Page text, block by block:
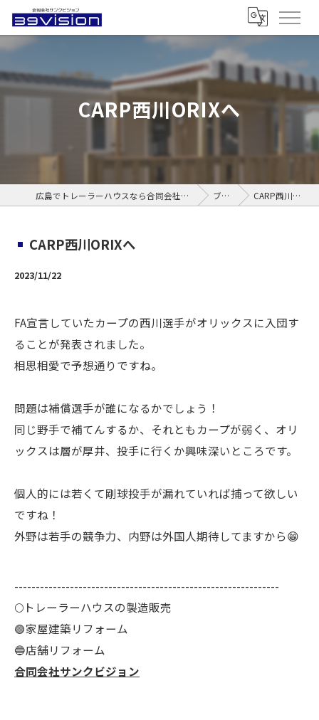
CARP西川ORIXへ
広島でトレーラーハウスなら合同会社サンクビジョン ブログ CARP西川ORIXへ
CARP西川ORIXへ
2023/11/22
FA宣言していたカープの西川選手がオリックスに入団す
ることが発表されました。
相思相愛で予想通りですね。
問題は補償選手が誰になるかでしょう！
同じ野手で補てんするか、それともカープが弱く、オリ
ックスは層が厚井、投手に行くか興味深いところです。
個人的には若くて剛球投手が漏れていれば捕って欲しい
ですね！
外野は若手の競争力、内野は外国人期待してますから😁
--------------------------------------------------------------
🌕️トレーラーハウスの製造販売
🟢家屋建築リフォーム
🔵店舗リフォーム
合同会社サンクビジョン